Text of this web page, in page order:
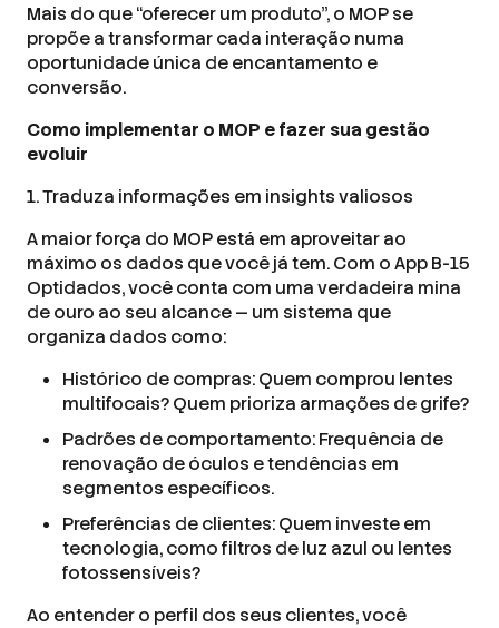
Mais do que “oferecer um produto”, o MOP se
propõe a transformar cada interação numa
oportunidade única de encantamento e
conversão.
Como implementar o MOP e fazer sua gestão
evoluir
1. Traduza informações em insights valiosos
A maior força do MOP está em aproveitar ao
máximo os dados que você já tem. Com o App B-15
Optidados, você conta com uma verdadeira mina
de ouro ao seu alcance — um sistema que
organiza dados como:
Histórico de compras: Quem comprou lentes
multifocais? Quem prioriza armações de grife?
Padrões de comportamento: Frequência de
renovação de óculos e tendências em
segmentos específicos.
Preferências de clientes: Quem investe em
tecnologia, como filtros de luz azul ou lentes
fotossensíveis?
Ao entender o perfil dos seus clientes, você